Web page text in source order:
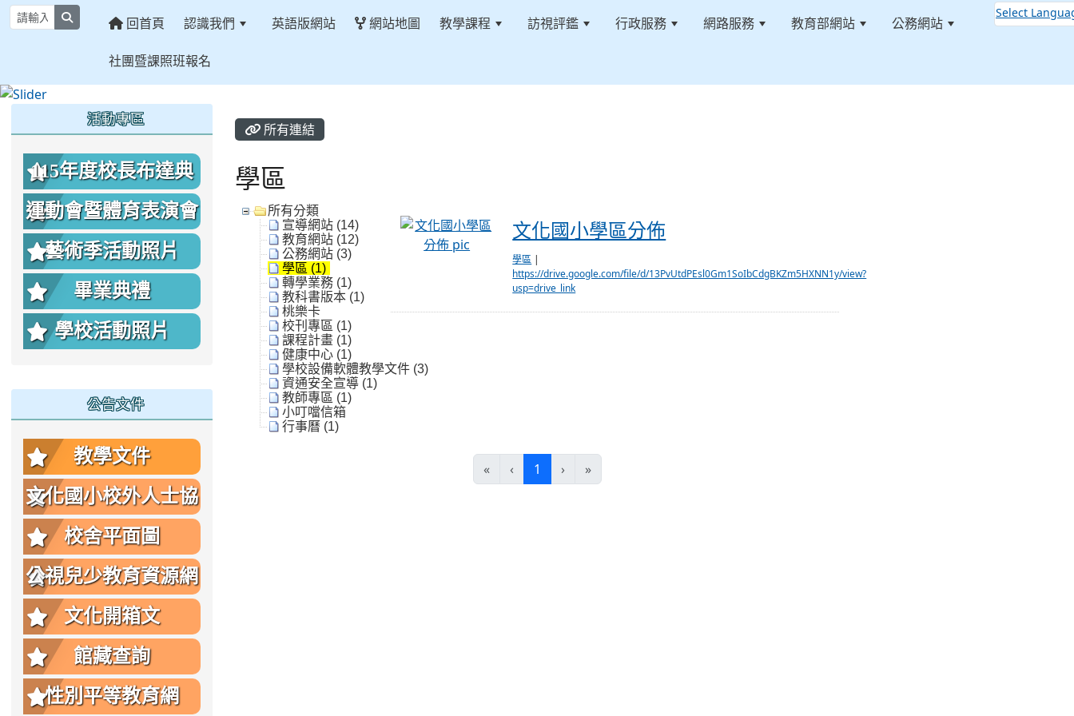
回首頁 認識我們 英語版網站 網站地圖 教學課程 訪視評鑑 行政服務 網路服務 教育部網站 公務網站
社團暨課照班報名
Select
所有連結
學區
所有分類
宣導網站 (14)
教育網站 (12)
公務網站 (3)
學區 (1)
轉學業務 (1)
教科書版本 (1)
桃樂卡
校刊專區 (1)
課程計畫 (1)
健康中心 (1)
學校設備軟體教學文件 (3)
資通安全宣導 (1)
教師專區 (1)
小叮噹信箱
行事曆 (1)
文化國小學區分佈
文化國小學區分佈
學區 |
https://drive.google.com/file/d/13PvUtdPEsl0Gm1SoIbCdgBKZm5HXNN1y/view?
usp=drive_link
« ‹ 1 (current)
› »
活動專區
115年度校長布達典
禮照片
運動會暨體育表演會
照片
藝術季活動照片
畢業典禮
學校活動照片
公告文件
教學文件
文化國小校外人士協
助教學或活動要點
校舍平面圖
公視兒少教育資源網
文化開箱文
館藏查詢
性別平等教育網